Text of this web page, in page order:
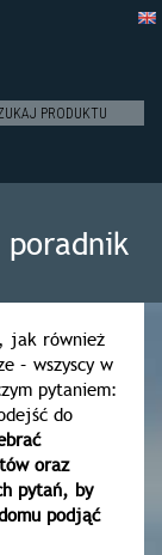
jak również
– wszyscy w
pytaniem:
do
oraz
pytań, by
podjąć